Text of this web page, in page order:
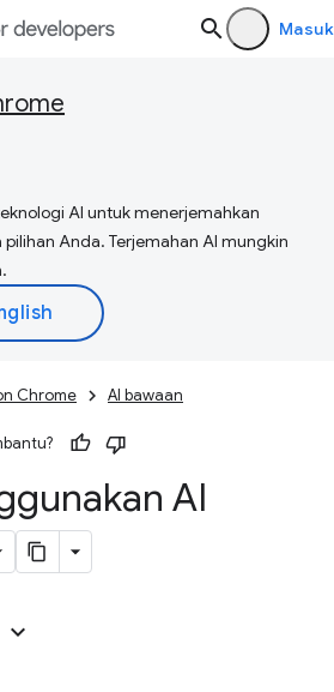
Masuk
AI untuk menerjemahkan
Anda. Terjemahan AI mungkin
Chrome AI bawaan
AI